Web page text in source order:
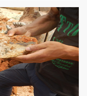
Millimeter 3000
Millimeter 14035
t 35